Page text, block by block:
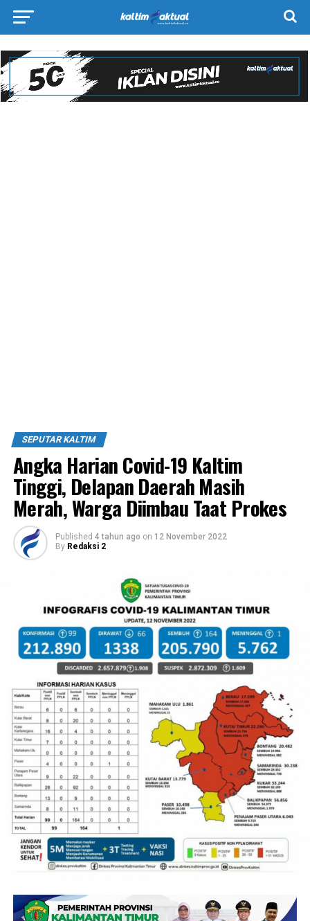
SEPUTAR KALTIM
Angka Harian Covid-19 Kaltim
Tinggi, Delapan Daerah Masih
Merah, Warga Diimbau Taat Prokes
Published 4 tahun ago on 12 November 2022
By Redaksi 2